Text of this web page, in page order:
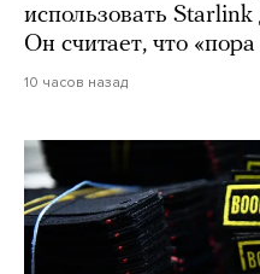
использовать
Он считает, что
10 часов назад